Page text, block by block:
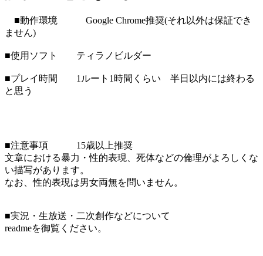
■動作環境 Google Chrome推奨(それ以外は保証でき
ません)
■使用ソフト ティラノビルダー
■プレイ時間 1ルート1時間くらい 半日以内には終わる
と思う
■注意事項 15歳以上推奨
文章における暴力・性的表現、死体などの倫理がよろしくな
い描写があります。
なお、性的表現は男女両無を問いません。
■実況・生放送・二次創作などについて
readmeを御覧ください。